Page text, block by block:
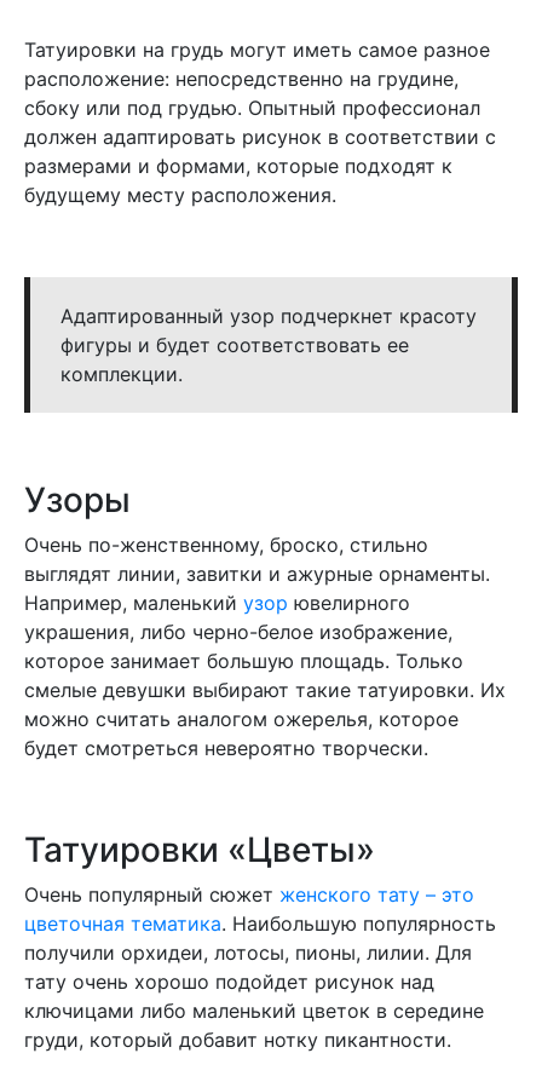
Татуировки на грудь могут иметь самое разное
расположение: непосредственно на грудине,
сбоку или под грудью. Опытный профессионал
должен адаптировать рисунок в соответствии с
размерами и формами, которые подходят к
будущему месту расположения.
Адаптированный узор подчеркнет красоту
фигуры и будет соответствовать ее
комплекции.
Узоры
Очень по-женственному, броско, стильно
выглядят линии, завитки и ажурные орнаменты.
Например, маленький узор ювелирного
украшения, либо черно-белое изображение,
которое занимает большую площадь. Только
смелые девушки выбирают такие татуировки. Их
можно считать аналогом ожерелья, которое
будет смотреться невероятно творчески.
Татуировки «Цветы»
Очень популярный сюжет женского тату – это
цветочная тематика. Наибольшую популярность
получили орхидеи, лотосы, пионы, лилии. Для
тату очень хорошо подойдет рисунок над
ключицами либо маленький цветок в середине
груди, который добавит нотку пикантности.